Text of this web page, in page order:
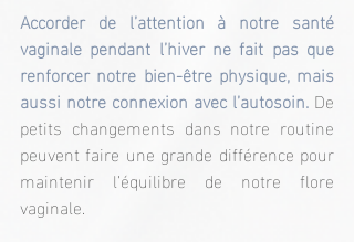
Accorder de l’attention à notre santé
vaginale pendant l’hiver ne fait pas que
renforcer notre bien-être physique, mais
aussi notre connexion avec l’autosoin. De
petits changements dans notre routine
peuvent faire une grande différence pour
maintenir l’équilibre de notre flore
vaginale.